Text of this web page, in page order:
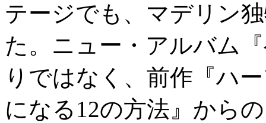
テージでも、マデリン
た。ニュー・アルバム
りではなく、前作『ハ
になる12の方法』から